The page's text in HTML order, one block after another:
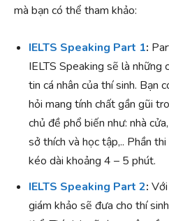
mà bạn có thể tham khảo:
IELTS Speaking Part 1:
IELTS Speaking sẽ là những
tin cá nhân của thí sinh. Bạn
hỏi mang tính chất gần gũi
chủ đề phổ biến như: nhà
sở thích và học tập,.. Phần
kéo dài khoảng 4 – 5 phút.
IELTS Speaking Part 2:
giám khảo sẽ đưa cho thí